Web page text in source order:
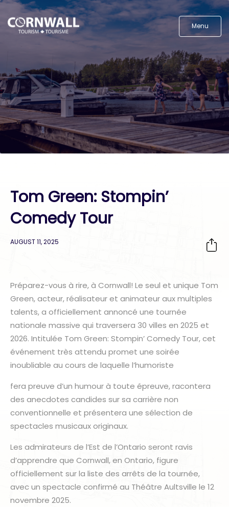
Menu
Tom Green: Stompin’
Comedy Tour
AUGUST 11, 2025
Préparez-vous à rire, à Cornwall! Le seul et unique Tom
Green, acteur, réalisateur et animateur aux multiples
talents, a officiellement annoncé une tournée
nationale massive qui traversera 30 villes en 2025 et
2026. Intitulée Tom Green: Stompin’ Comedy Tour, cet
événement très attendu promet une soirée
inoubliable au cours de laquelle l’humoriste
fera preuve d’un humour à toute épreuve, racontera
des anecdotes candides sur sa carrière non
conventionnelle et présentera une sélection de
spectacles musicaux originaux.
Les admirateurs de l’Est de l’Ontario seront ravis
d’apprendre que Cornwall, en Ontario, figure
officiellement sur la liste des arrêts de la tournée,
avec un spectacle confirmé au Théâtre Aultsville le 12
novembre 2025.